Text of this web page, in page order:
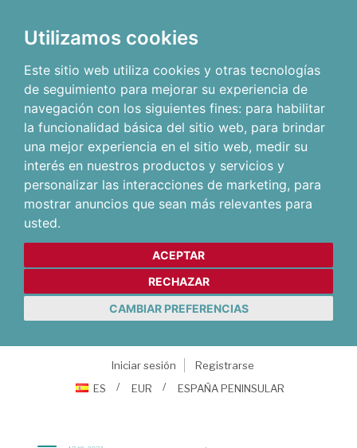
Utilizamos cookies
Este sitio web utiliza cookies y otras tecnologías
de seguimiento para mejorar su experiencia de
navegación con los siguientes fines: para habilitar
la funcionalidad básica del sitio web, para brindar
una mejor experiencia en el sitio web, medir su
interés en nuestros productos y servicios y
personalizar las interacciones de marketing, para
mostrar anuncios que sean más relevantes para
usted.
ACEPTAR
RECHAZAR
CAMBIAR PREFERENCIAS
Iniciar sesión
Registrarse
ES
EUR ESPAÑA PENINSULAR